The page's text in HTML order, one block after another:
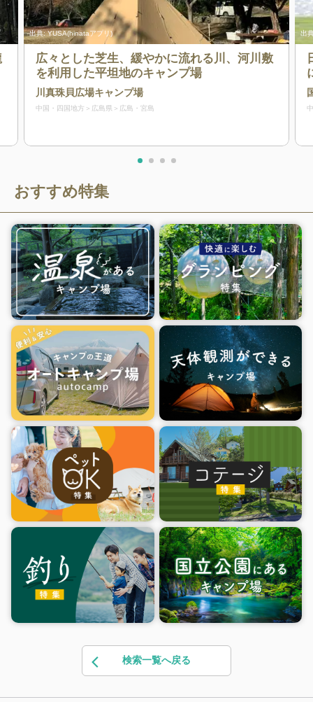
出典:YUSA(hinataアプリ)
広々とした芝生、緩やかに流れる川、河川敷
を利用した平坦地のキャンプ場
川真珠貝広場キャンプ場
中国・四国地方 広島県 広島・宮島
出
おすすめ特集
検索一覧へ戻る